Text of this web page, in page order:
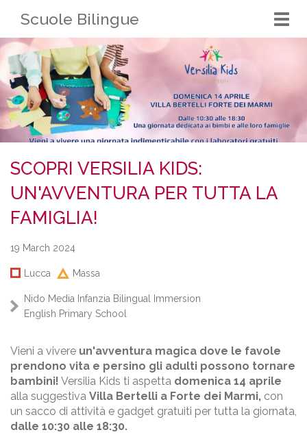
Scuole Bilingue
SCOPRI VERSILIA KIDS:
UN'AVVENTURA PER TUTTA LA
FAMIGLIA!
19 March 2024
Lucca Massa
Nido Media Infanzia Bilingual Immersion
English Primary School
Vieni a vivere un'avventura magica dove le favole
prendono vita e persino gli adulti possono tornare
bambini! Versilia Kids ti aspetta domenica 14 aprile
alla suggestiva Villa Bertelli a Forte dei Marmi, con
un sacco di attività e gadget gratuiti per tutta la giornata,
dalle 10:30 alle 18:30.